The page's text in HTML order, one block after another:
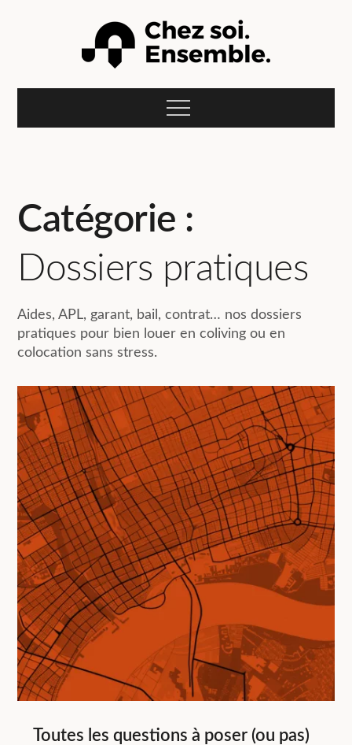
Le blog Compose :
Chez soi.
actifs et étudiants en recherche d'un studio meublé à
louer pour leurs études, alternance, stage ou mission
Menu
Catégorie :
Dossiers pratiques
Aides, APL, garant, bail, contrat… nos dossiers
pratiques pour bien louer en coliving ou en
colocation sans stress.
Toutes les questions à poser (ou pas)